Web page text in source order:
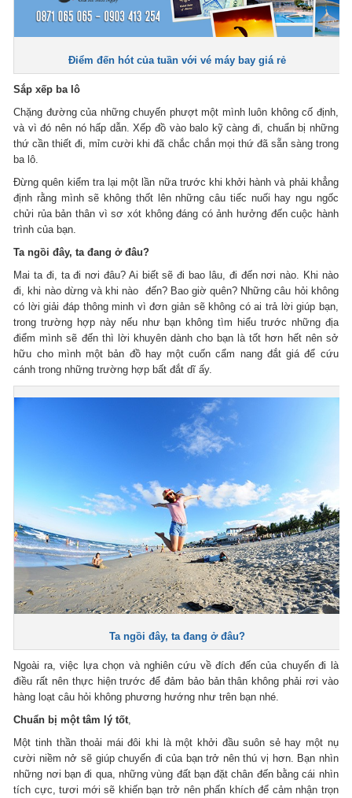
Điểm đến hót của tuần với vé máy bay giá rẻ
Sắp xếp ba lô
Chặng đường của những chuyến phượt một mình luôn không cố định,
và vì đó nên nó hấp dẫn. Xếp đồ vào balo kỹ càng đi, chuẩn bị những
thứ cần thiết đi, mỉm cười khi đã chắc chắn mọi thứ đã sẵn sàng trong
ba lô.
Đừng quên kiểm tra lại một lần nữa trước khi khởi hành và phải khẳng
định rằng mình sẽ không thốt lên những câu tiếc nuối hay ngu ngốc
chửi rủa bản thân vì sơ xót không đáng có ảnh hưởng đến cuộc hành
trình của bạn.
Ta ngồi đây, ta đang ở đâu?
Mai ta đi, ta đi nơi đâu? Ai biết sẽ đi bao lâu, đi đến nơi nào. Khi nào
đi, khi nào dừng và khi nào đến? Bao giờ quên? Những câu hỏi không
có lời giải đáp thông minh vì đơn giản sẽ không có ai trả lời giúp bạn,
trong trường hợp này nếu như bạn không tìm hiểu trước những địa
điểm mình sẽ đến thì lời khuyên dành cho bạn là tốt hơn hết nên sở
hữu cho mình một bản đồ hay một cuốn cẩm nang đắt giá để cứu
cánh trong những trường hợp bất đắt dĩ ấy.
Ta ngồi đây, ta đang ở đâu?
Ngoài ra, việc lựa chọn và nghiên cứu về đích đến của chuyến đi là
điều rất nên thực hiện trước để đảm bảo bản thân không phải rơi vào
hàng loạt câu hỏi không phương hướng như trên bạn nhé.
Chuẩn bị một tâm lý tốt
Một tinh thần thoải mái đôi khi là một khởi đầu suôn sẻ hay một nụ
cười niềm nở sẽ giúp chuyến đi của bạn trở nên thú vị hơn. Bạn nhìn
những nơi bạn đi qua, những vùng đất bạn đặt chân đến bằng cái nhìn
tích cực, tươi mới sẽ khiến bạn trở nên phấn khích để cảm nhận trọn